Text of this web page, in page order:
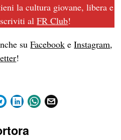
la cultura giovane, libera e
alFR Club!
suFacebook eInstagram,
!